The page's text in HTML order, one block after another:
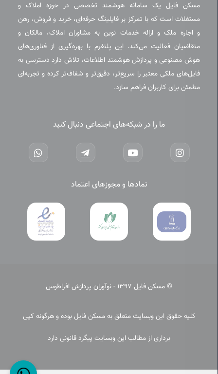
مسکن فایل یک سامانه هوشمند تخصصی در حوزه املاک و
مستغلات است که با تمرکز بر فایلینگ حرفه‌ای، خرید و فروش، رهن
و اجاره ملک و ارائه خدمات نوین به مشاوران املاک، مالکان و
متقاضیان فعالیت می‌کند. این پلتفرم با بهره‌گیری از فناوری‌های
هوش مصنوعی و پردازش هوشمند اطلاعات، تلاش دارد دسترسی به
فایل‌های ملکی معتبر را سریع‌تر، دقیق‌تر و شفاف‌تر کرده و تجربه‌ای
مطمئن برای کاربران فراهم سازد.
ما را در شبکه‌های اجتماعی دنبال کنید
نمادها و مجوزهای اعتماد
© مسکن فایل 1397 - نوآوران پردازش افراطوس
کلیه حقوق این وبسایت متعلق به مسکن فایل بوده و هرگونه کپی
برداری از مطالب این وبسایت پیگرد قانونی دارد